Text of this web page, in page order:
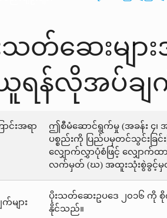
သတ်ဆေးမျ
ရန်လိုအပ်ချ
ာင်းအရာ
ဤစီမံဆောင်ရွက်မှု (အခန်း ၄
ပစ္စည်းကို ပြည်ပမှတင်သွင်း
လျှောက်လွှာပုံစံဖြင့် လျှော
လက်မှတ် (ဃ) အထူးသုံးစွဲခွင့်မှတ်
များ
ပိုးသတ်ဆေးဥပဒေ ၂၀၁၆ ကို စို
နိုင်သည်။